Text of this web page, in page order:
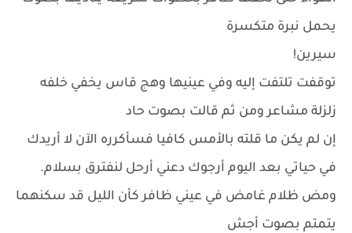
يحمل نبرة متكسرة
سيرين!
توقفت تلتفت إليه وفي عينيها وهج قاس يخفي خلفه
زلزلة مشاعر ومن ثم قالت بصوت حاد
إن لم يكن ما قلته بالأمس كافيا فسأكرره الآن لا أريدك
في حياتي بعد اليوم أرجوك دعني أرحل لنفترق بسلام.
ومض ظلام غامض في عيني ظافر كأن الليل قد سكنهما
يتمتم بصوت أجش